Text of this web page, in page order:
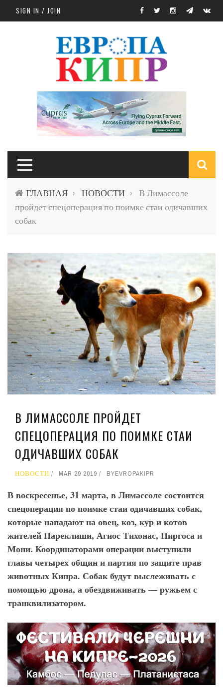
Skip to main content
SIGN IN / JOIN
ГЛАВНАЯ › НОВОСТИ ›
В Лимассоле
пройдет спецоперация по поимке стаи одичавших
собак
В ЛИМАССОЛЕ ПРОЙДЕТ
СПЕЦОПЕРАЦИЯ ПО ПОИМКЕ СТАИ
ОДИЧАВШИХ СОБАК
НОВОСТИ MAR 29 2019 BYEVROPAKIPR
В воскресенье, 31 марта, в Лимассоле состоится
спецоперация по поимке стаи одичавших собак,
которые нападают на овец, коз, кур и котов
жителей Пареклиши, Агиос Тихонас, Пиргоса и
Мони. Координаторами операции выступили
главы четырех общин и партия по защите прав
животных Кипра. Собак будут выслеживать с
помощью дрона, а обездвиживать — ружьем с
транквилизатором.